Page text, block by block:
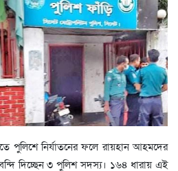
পুলিশে নির্যাতনের ফলে রায়হান আহমদের
দিচ্ছেন ৩ পুলিশ সদস্য। ১৬৪ ধারায় এই